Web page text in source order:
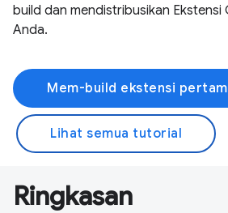
build dan mendistribusikan Ekstensi
Anda.
Mem-build ekstensi
Lihat semua tutorial
Ringkasan